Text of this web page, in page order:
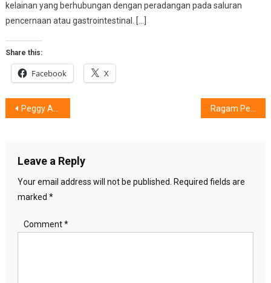
kelainan yang berhubungan dengan peradangan pada saluran
pencernaan atau gastrointestinal. […]
Share this:
Facebook X
Post
Peggy Anastasia, Antara Cinta ‘Mom’ & Karier Ragam Perempuan @Kehidupan Seniman Adrie Basuki
Leave a Reply
Your email address will not be published. Required fields are
marked *
Comment*